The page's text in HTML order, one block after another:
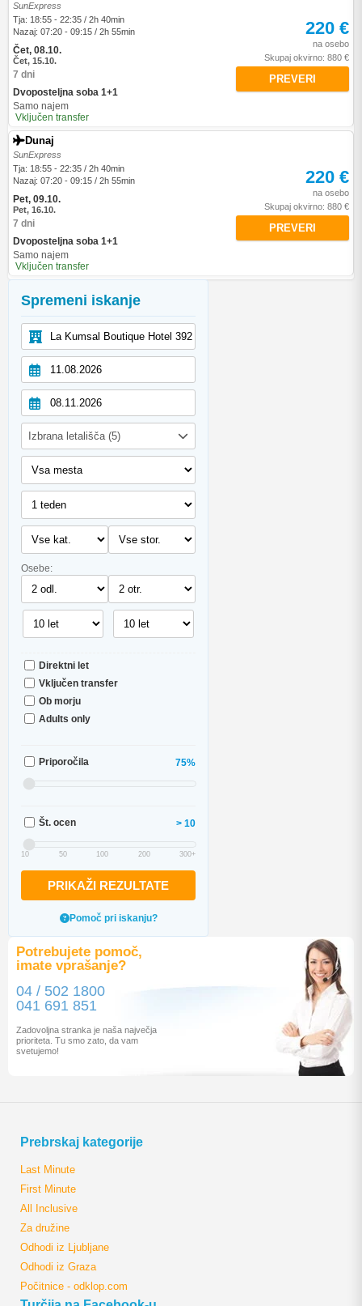
Spremeni iskanje
Izbrana letališča (5)
Osebe:
Direktni let
Vključen transfer
Ob morju
Adults only
Priporočila 75%
Št. ocen > 10
10 50 100 200 300+
PRIKAŽI REZULTATE
Pomoč pri iskanju?
Potrebujete pomoč,
imate vprašanje?
04 / 502 1800
041 691 851
Zadovoljna stranka je naša največja
prioriteta. Tu smo zato, da vam
svetujemo!
SunExpress
Tja: 18:55 - 22:35 / 2h 40min
Nazaj: 07:20 - 09:15 / 2h 55min
Čet, 08.10.
Čet, 15.10.
7 dni
Dvoposteljna soba 1+1
Samo najem
Vključen transfer
220 €
na osebo
Skupaj okvirno: 880 €
PREVERI
Dunaj
SunExpress
Tja: 18:55 - 22:35 / 2h 40min
Nazaj: 07:20 - 09:15 / 2h 55min
Pet, 09.10.
Pet, 16.10.
7 dni
Dvoposteljna soba 1+1
Samo najem
Vključen transfer
220 €
na osebo
Skupaj okvirno: 880 €
PREVERI
Prebrskaj kategorije
Last Minute
First Minute
All Inclusive
Za družine
Odhodi iz Ljubljane
Odhodi iz Graza
Počitnice - odklop.com